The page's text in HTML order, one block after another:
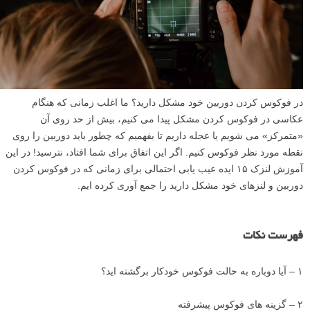
در فوکوس کردن دوربین خود مشکل دارید؟ ما اغلب زمانی که هنگام
عکاسی در فوکوس کردن مشکل پیدا می کنیم، بیش از حد روی آن
«متمرکز» می شویم یا عجله داریم تا بفهمیم که چطور باید دوربین را روی
نقطه مورد نظر فوکوس کنیم. اگر این اتفاق برای شما افتاد، نترسید! در این
آموزش لنزک ۱۵ ایده عیب یابی احتمالی برای زمانی که در فوکوس کردن
دوربین و لنزهای خود مشکل دارید را جمع آوری کرده ایم.
فهرست نکات
۱ – آیا دوباره به حالت فوکوس خودکار برگشته اید؟
۲ – گزینه های فوکوس پیشرفته